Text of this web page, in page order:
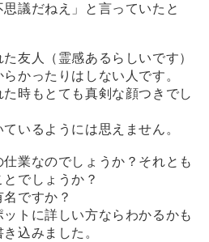
議だねえ」と言っていたと
友人（霊感あるらしいです）
かったりはしない人です。
時もとても真剣な顔つきでし
いるようには思えません。
業なのでしょうか？それとも
でしょうか？
ですか？
トに詳しい方ならわかるかも
込みました。